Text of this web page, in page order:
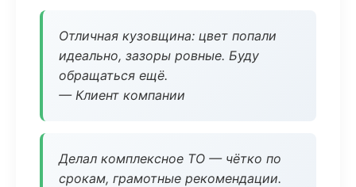
Отличная кузовщина: цвет попали
идеально, зазоры ровные. Буду
обращаться ещё.
— Клиент компании
Делал комплексное ТО — чётко по
срокам, грамотные рекомендации.